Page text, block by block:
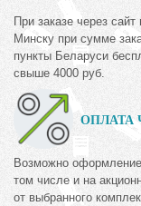
При заказе через
Минску при сумме
пункты Беларуси
свыше 4000 руб.
ОПЛАТА
Возможно оформление
том числе и на
от выбранного